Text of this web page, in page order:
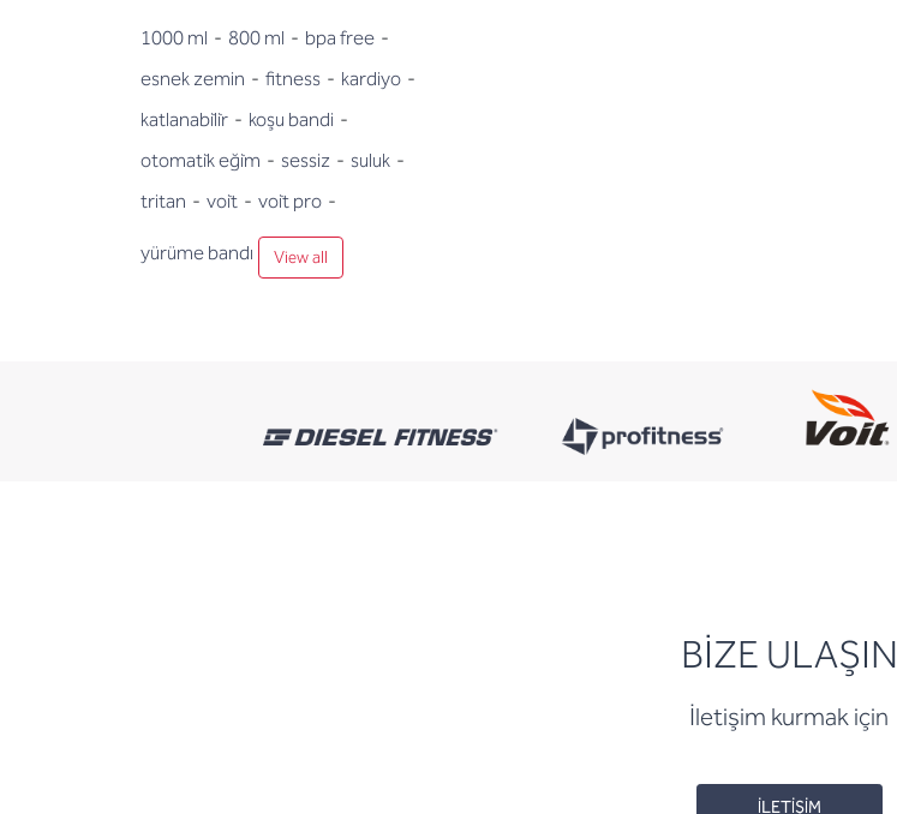
1000 ml - 800 ml - bpa free -
esnek zemin - fitness - kardiyo -
katlanabi̇li̇r - koşu bandi -
otomati̇k eği̇m - sessiz - suluk -
tritan - voi̇t - voi̇t pro -
yürüme bandı View all
BİZE ULAŞIN
İletişim kurmak için
İLETİŞİM